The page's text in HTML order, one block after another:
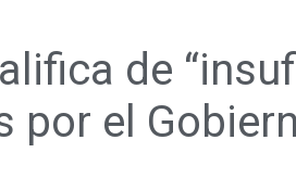
de
por el